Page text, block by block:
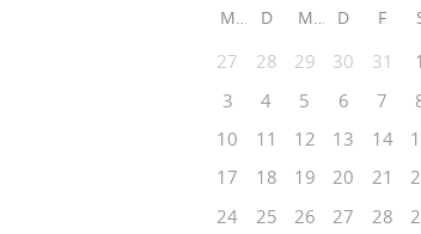
M D M D F
27 28 29 30 31 1
3
4 5 6 7
10
11 12 13 14
17
18 19 20 21
24
25 26 27 28